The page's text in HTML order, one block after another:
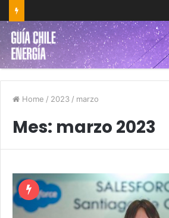
Home / 2023 / marzo
Mes: marzo 2023